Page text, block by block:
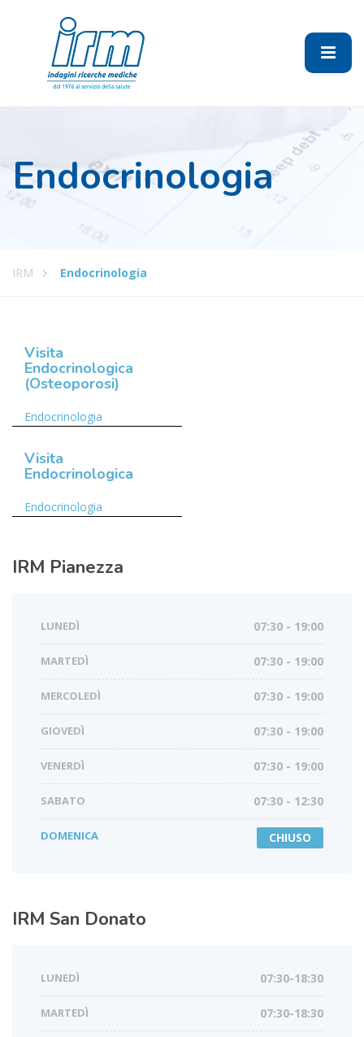
Endocrinologia
IRM Endocrinologia
Visita
Endocrinologica
(Osteoporosi)
Endocrinologia
Visita
Endocrinologica
Endocrinologia
IRM Pianezza
LUNEDÌ 07:30 - 19:00
MARTEDÌ 07:30 - 19:00
MERCOLEDÌ 07:30 - 19:00
GIOVEDÌ 07:30 - 19:00
VENERDÌ 07:30 - 19:00
SABATO 07:30 - 12:30
DOMENICA CHIUSO
IRM San Donato
LUNEDÌ 07:30-18:30
MARTEDÌ 07:30-18:30